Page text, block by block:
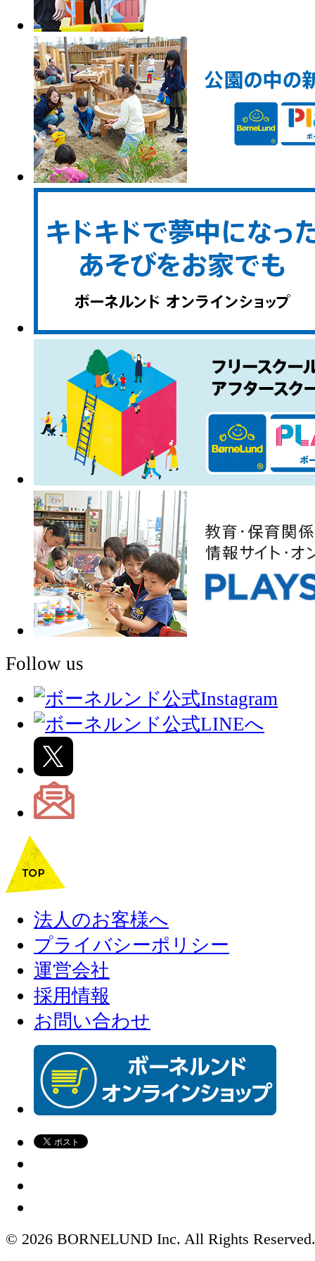
Follow us
法人のお客様へ
プライバシーポリシー
運営会社
採用情報
お問い合わせ
© 2026 BORNELUND Inc. All Rights Reserved.